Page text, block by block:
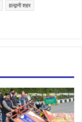
हल्द्वानी शहर